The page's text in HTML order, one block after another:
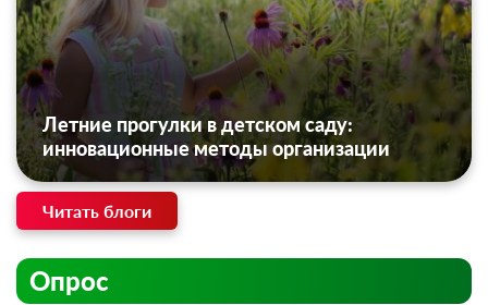
Летние прогулки в детском саду:
инновационные методы организации
Читать блоги
Опрос